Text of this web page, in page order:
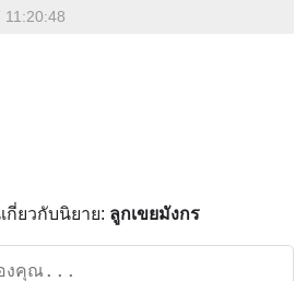
11:20:48
กี่ยวกับนิยาย: ลูกเขยมังกร